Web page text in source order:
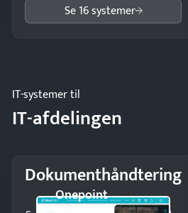
Se 16 systemer
IT-systemer til
IT-afdelingen
Dokumenthåndtering
Onepoint